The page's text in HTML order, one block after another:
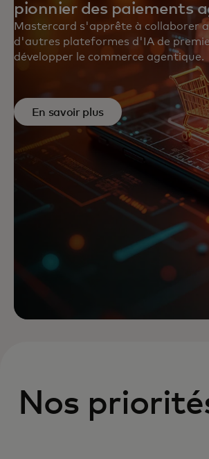
pionnier des paiements
Mastercard s'apprête à collaborer
d'autres plateformes d'IA de
développer le commerce agentique.
En savoir plus
Nos